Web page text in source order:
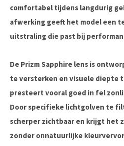
comfortabel tijdens langdurig
afwerking geeft het model een
uitstraling die past bij
De Prizm Sapphire lens is
te versterken en visuele diepte
presteert vooral goed in fel
Door specifieke lichtgolven te
scherper zichtbaar en krijgt het
zonder onnatuurlijke